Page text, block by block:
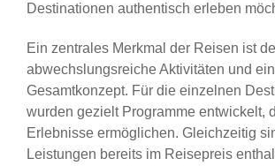
Destinationen authentisch erleben
Ein zentrales Merkmal der Reisen ist
abwechslungsreiche Aktivitäten und
Gesamtkonzept. Für die einzelnen
wurden gezielt Programme entwickelt,
Erlebnisse ermöglichen. Gleichzeitig
Leistungen bereits im Reisepreis